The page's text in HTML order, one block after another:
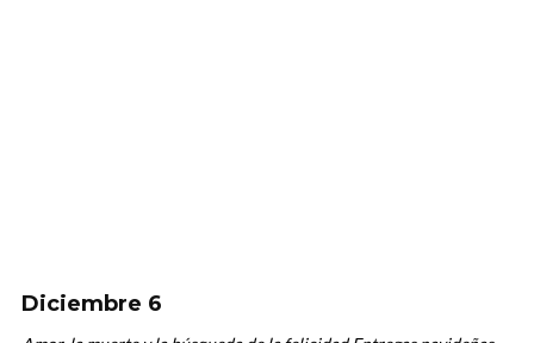
Diciembre 6